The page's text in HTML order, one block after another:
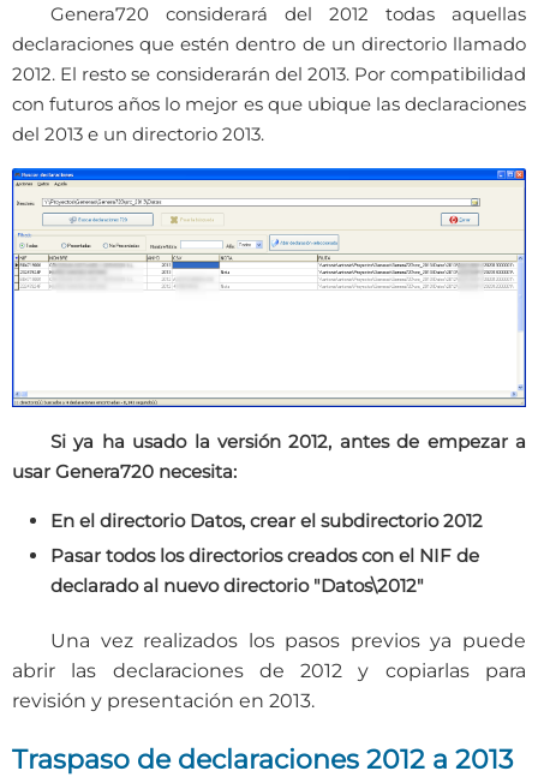
Genera720 considerará del 2012 todas aquellas
declaraciones que estén dentro de un directorio llamado
2012. El resto se considerarán del 2013. Por compatibilidad
con futuros años lo mejor es que ubique las declaraciones
del 2013 e un directorio 2013.
Si ya ha usado la versión 2012, antes de empezar a
usar Genera720 necesita:
En el directorio Datos, crear el subdirectorio 2012
Pasar todos los directorios creados con el NIF de
declarado al nuevo directorio "Datos\2012"
Una vez realizados los pasos previos ya puede
abrir las declaraciones de 2012 y copiarlas para
revisión y presentación en 2013.
Traspaso de declaraciones 2012 a 2013